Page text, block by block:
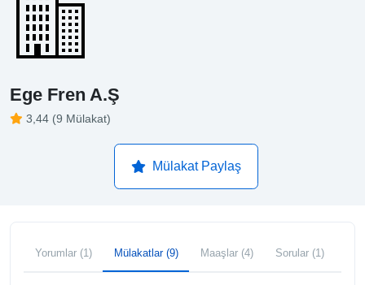
Ege Fren A.Ş
3,44 (9 Mülakat)
Mülakat Paylaş
Yorumlar (1) Mülakatlar (9) Maaşlar (4) Sorular (1)